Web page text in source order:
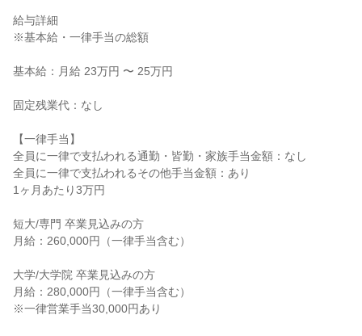
給与詳細
※基本給・一律手当の総額
基本給：月給 23万円 〜 25万円
固定残業代：なし
【一律手当】
全員に一律で支払われる通勤・皆勤・家族手当金額：なし
全員に一律で支払われるその他手当金額：あり
1ヶ月あたり3万円
短大/専門 卒業見込みの方
月給：260,000円（一律手当含む）
大学/大学院 卒業見込みの方
月給：280,000円（一律手当含む）
※一律営業手当30,000円あり